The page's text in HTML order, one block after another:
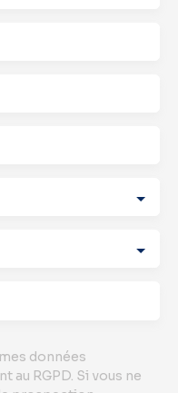
données
RGPD. Si vous ne